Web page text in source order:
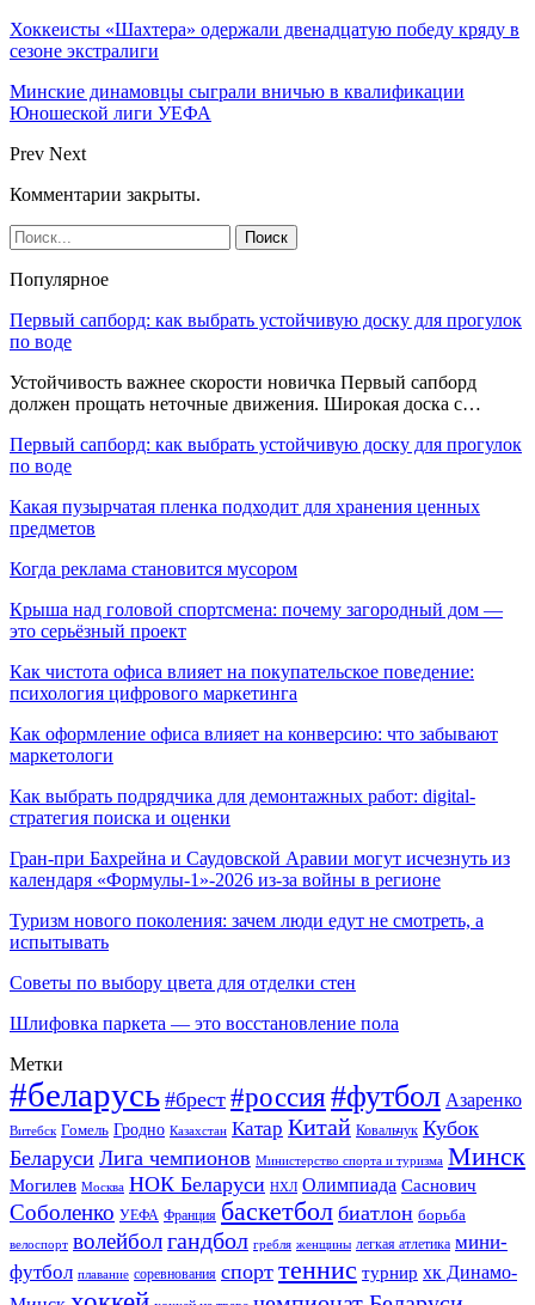
Хоккеисты «Шахтера» одержали двенадцатую победу кряду в
сезоне экстралиги
Минские динамовцы сыграли вничью в квалификации
Юношеской лиги УЕФА
Prev Next
Комментарии закрыты.
Популярное
Первый сапборд: как выбрать устойчивую доску для прогулок
по воде
Устойчивость важнее скорости новичка Первый сапборд
должен прощать неточные движения. Широкая доска с…
Первый сапборд: как выбрать устойчивую доску для прогулок
по воде
Какая пузырчатая пленка подходит для хранения ценных
предметов
Когда реклама становится мусором
Крыша над головой спортсмена: почему загородный дом —
это серьёзный проект
Как чистота офиса влияет на покупательское поведение:
психология цифрового маркетинга
Как оформление офиса влияет на конверсию: что забывают
маркетологи
Как выбрать подрядчика для демонтажных работ: digital-
стратегия поиска и оценки
Гран-при Бахрейна и Саудовской Аравии могут исчезнуть из
календаря «Формулы-1»-2026 из-за войны в регионе
Туризм нового поколения: зачем люди едут не смотреть, а
испытывать
Советы по выбору цвета для отделки стен
Шлифовка паркета — это восстановление пола
Метки
#беларусь #брест #россия#футбол Азаренко
Витебск Гомель Гродно Казахстан Катар Китай Ковальчук Кубок
Беларуси Лига чемпионов Министерство спорта и туризма Минск
Могилев Москва НОК Беларуси НХЛ Олимпиада Саснович
Соболенко УЕФА Франция баскетбол биатлон борьба
велоспорт волейболгандбол гребля женщины легкая атлетика мини-
футбол плавание соревнования спорт теннис турнир хк Динамо-